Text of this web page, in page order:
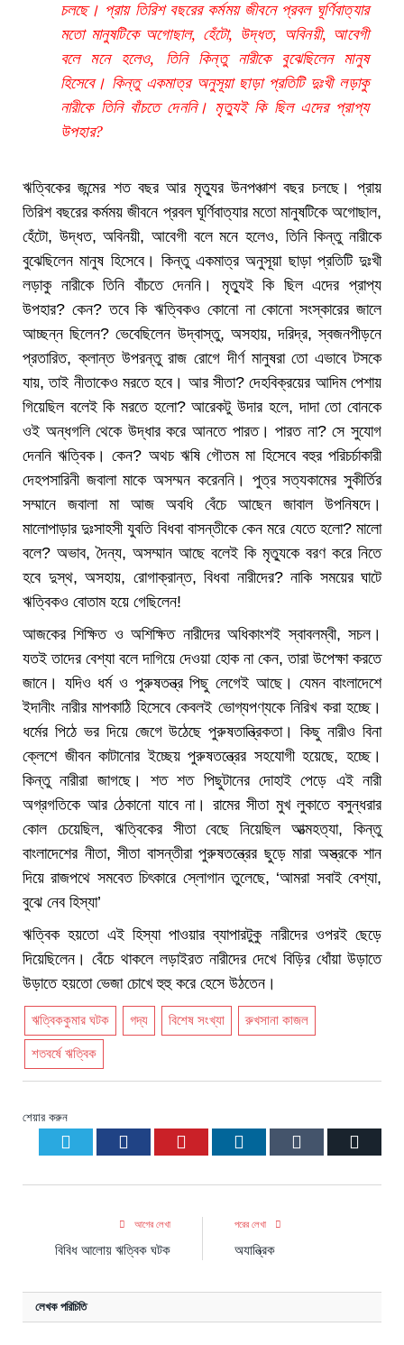
চলছে। প্রায় তিরিশ বছরের কর্মময় জীবনে প্রবল ঘূর্ণিবাত্যার
মতো মানুষটিকে অগোছাল, হেঁটো, উদ্ধত, অবিনয়ী, আবেগী
বলে মনে হলেও, তিনি কিন্তু নারীকে বুঝেছিলেন মানুষ
হিসেবে। কিন্তু একমাত্র অনুসূয়া ছাড়া প্রতিটি দুঃখী লড়াকু
নারীকে তিনি বাঁচতে দেননি। মৃত্যুই কি ছিল এদের প্রাপ্য
উপহার?
ঋত্বিকের জন্মের শত বছর আর মৃত্যুর উনপঞ্চাশ বছর চলছে। প্রায়
তিরিশ বছরের কর্মময় জীবনে প্রবল ঘূর্ণিবাত্যার মতো মানুষটিকে অগোছাল,
হেঁটো, উদ্ধত, অবিনয়ী, আবেগী বলে মনে হলেও, তিনি কিন্তু নারীকে
বুঝেছিলেন মানুষ হিসেবে। কিন্তু একমাত্র অনুসূয়া ছাড়া প্রতিটি দুঃখী
লড়াকু নারীকে তিনি বাঁচতে দেননি। মৃত্যুই কি ছিল এদের প্রাপ্য
উপহার? কেন? তবে কি ঋত্বিকও কোনো না কোনো সংস্কারের জালে
আচ্ছন্ন ছিলেন? ভেবেছিলেন উদ্বাস্তু, অসহায়, দরিদ্র, স্বজনপীড়নে
প্রতারিত, ক্লান্ত উপরন্তু রাজ রোগে দীর্ণ মানুষরা তো এভাবে টসকে
যায়, তাই নীতাকেও মরতে হবে। আর সীতা? দেহবিক্রয়ের আদিম পেশায়
গিয়েছিল বলেই কি মরতে হলো? আরেকটু উদার হলে, দাদা তো বোনকে
ওই অন্ধগলি থেকে উদ্ধার করে আনতে পারত। পারত না? সে সুযোগ
দেননি ঋত্বিক। কেন? অথচ ঋষি গৌতম মা হিসেবে বহুর পরিচর্চাকারী
দেহপসারিনী জবালা মাকে অসম্মন করেননি। পুত্র সত্যকামের সুকীর্তির
সম্মানে জবালা মা আজ অবধি বেঁচে আছেন জাবাল উপনিষদে।
মালোপাড়ার দুঃসাহসী যুবতি বিধবা বাসন্তীকে কেন মরে যেতে হলো? মালো
বলে? অভাব, দৈন্য, অসম্মান আছে বলেই কি মৃত্যুকে বরণ করে নিতে
হবে দুস্থ, অসহায়, রোগাক্রান্ত, বিধবা নারীদের? নাকি সময়ের ঘাটে
ঋত্বিকও বোতাম হয়ে গেছিলেন!
আজকের শিক্ষিত ও অশিক্ষিত নারীদের অধিকাংশই স্বাবলম্বী, সচল।
যতই তাদের বেশ্যা বলে দাগিয়ে দেওয়া হোক না কেন, তারা উপেক্ষা করতে
জানে। যদিও ধর্ম ও পুরুষতন্ত্র পিছু লেগেই আছে। যেমন বাংলাদেশে
ইদানীং নারীর মাপকাঠি হিসেবে কেবলই ভোগ্যপণ্যকে নিরিখ করা হচ্ছে।
ধর্মের পিঠে ভর দিয়ে জেগে উঠেছে পুরুষতান্ত্রিকতা। কিছু নারীও বিনা
ক্লেশে জীবন কাটানোর ইচ্ছেয় পুরুষতন্ত্রের সহযোগী হয়েছে, হচ্ছে।
কিন্তু নারীরা জাগছে। শত শত পিছুটানের দোহাই পেড়ে এই নারী
অগ্রগতিকে আর ঠেকানো যাবে না। রামের সীতা মুখ লুকাতে বসুন্ধরার
কোল চেয়েছিল, ঋত্বিকের সীতা বেছে নিয়েছিল আত্মহত্যা, কিন্তু
বাংলাদেশের নীতা, সীতা বাসন্তীরা পুরুষতন্ত্রের ছুড়ে মারা অস্ত্রকে শান
দিয়ে রাজপথে সমবেত চিৎকারে স্লোগান তুলেছে, ‘আমরা সবাই বেশ্যা,
বুঝে নেব হিস্যা’
ঋত্বিক হয়তো এই হিস্যা পাওয়ার ব্যাপারটুকু নারীদের ওপরই ছেড়ে
দিয়েছিলেন। বেঁচে থাকলে লড়াইরত নারীদের দেখে বিড়ির ধোঁয়া উড়াতে
উড়াতে হয়তো ভেজা চোখে হুহু করে হেসে উঠতেন।
ঋত্বিককুমার ঘটক গদ্য বিশেষ সংখ্যা রুখসানা কাজল
শতবর্ষে ঋত্বিক
শেয়ার করুন
Twitter Facebook Pinterest LinkedIn Tumblr
আগের লেখা
বিবিধ আলোয় ঋত্বিক ঘটক
পরের লেখা
অযান্ত্রিক
লেখক পরিচিতি